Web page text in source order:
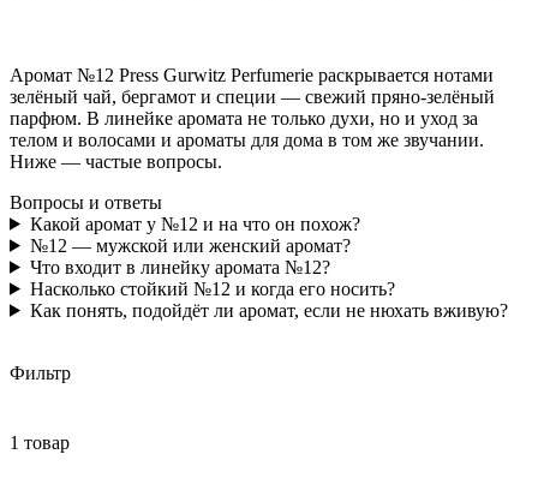
Аромат №12 Press Gurwitz Perfumerie раскрывается нотами
зелёный чай, бергамот и специи — свежий пряно-зелёный
парфюм. В линейке аромата не только духи, но и уход за
телом и волосами и ароматы для дома в том же звучании.
Ниже — частые вопросы.
Вопросы и ответы
Какой аромат у №12 и на что он похож?
№12 — мужской или женский аромат?
Что входит в линейку аромата №12?
Насколько стойкий №12 и когда его носить?
Как понять, подойдёт ли аромат, если не нюхать вживую?
Фильтр
1 товар